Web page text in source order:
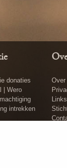
donaties
| Wero
intrekken
Over
Links